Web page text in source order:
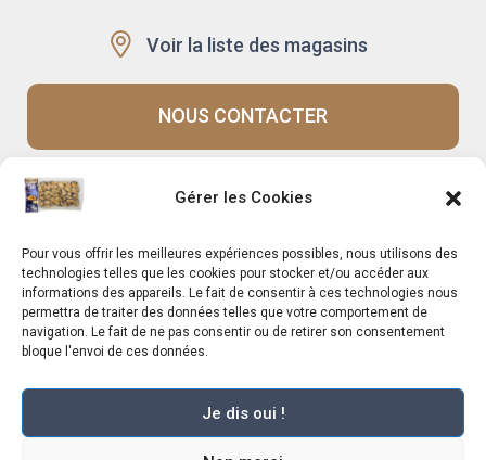
Gérer les Cookies
Pour vous offrir les meilleures expériences possibles, nous utilisons des
technologies telles que les cookies pour stocker et/ou accéder aux
informations des appareils. Le fait de consentir à ces technologies nous
permettra de traiter des données telles que votre comportement de
navigation. Le fait de ne pas consentir ou de retirer son consentement
bloque l'envoi de ces données.
Je dis oui !
Voir la liste des magasins
NOUS CONTACTER
Recrutement
Notre histoire